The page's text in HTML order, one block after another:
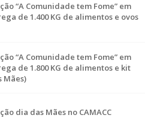
“A Comunidade tem Fome” em
de 1.400 KG de alimentos e ovos
“A Comunidade tem Fome” em
de 1.800 KG de alimentos e kit
Mães)
dia das Mães no CAMACC